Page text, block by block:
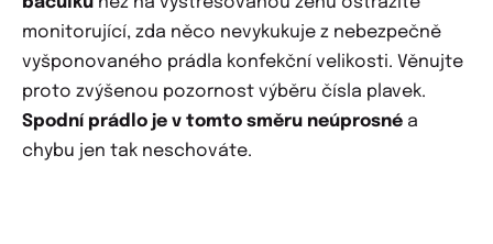
monitorující, zda něco nevykukuje z nebezpečně
vyšponovaného prádla konfekční velikosti. Věnujte
proto zvýšenou pozornost výběru čísla plavek.
Spodní prádlo je v tomto směru neúprosné a
chybu jen tak neschováte.